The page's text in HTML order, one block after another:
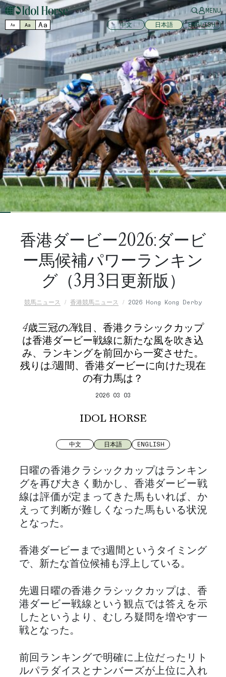
MENU
Aa Aa Aa 中文 日本語 ENGLISH
香港ダービー2026:ダービ
ー馬候補パワーランキン
グ（3月3日更新版）
競馬ニュース 香港競馬ニュース 2026 Hong Kong Derby
4歳三冠の2戦目、香港クラシックカップ
は香港ダービー戦線に新たな風を吹き込
み、ランキングを前回から一変させた。
残りは3週間、香港ダービーに向けた現在
の有力馬は？
2026 03 03
IDOL HORSE
中文 日本語 ENGLISH
日曜の香港クラシックカップはランキン
グを再び大きく動かし、香港ダービー戦
線は評価が定まってきた馬もいれば、か
えって判断が難しくなった馬もいる状況
となった。
香港ダービーまで3週間というタイミング
で、新たな首位候補も浮上している。
先週日曜の香港クラシックカップは、香
港ダービー戦線という観点では答えを示
したというより、むしろ疑問を増やす一
戦となった。
前回ランキングで明確に上位だったリト
ルパラダイスとナンバーズが上位に入れ